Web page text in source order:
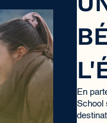
En
School